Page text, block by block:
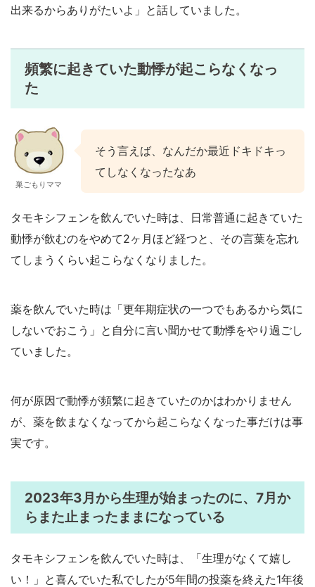
出来るからありがたいよ」と話していました。
頻繁に起きていた動悸が起こらなくなっ
た
巣ごもりママ
そう言えば、なんだか最近ドキドキっ
てしなくなったなあ
タモキシフェンを飲んでいた時は、日常普通に起きていた
動悸が飲むのをやめて2ヶ月ほど経つと、その言葉を忘れ
てしまうくらい起こらなくなりました。
薬を飲んでいた時は「更年期症状の一つでもあるから気に
しないでおこう」と自分に言い聞かせて動悸をやり過ごし
ていました。
何が原因で動悸が頻繁に起きていたのかはわかりません
が、薬を飲まなくなってから起こらなくなった事だけは事
実です。
2023年3月から生理が始まったのに、7月か
らまた止まったままになっている
タモキシフェンを飲んでいた時は、「生理がなくて嬉し
い！」と喜んでいた私でしたが5年間の投薬を終えた1年後